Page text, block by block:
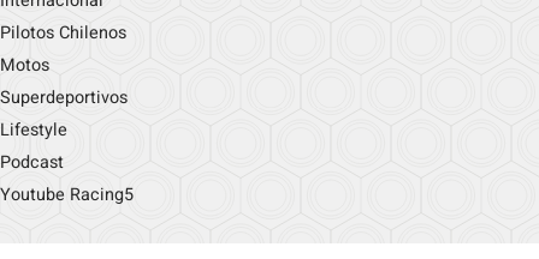
Pilotos Chilenos
Motos
Superdeportivos
Lifestyle
Podcast
Youtube Racing5